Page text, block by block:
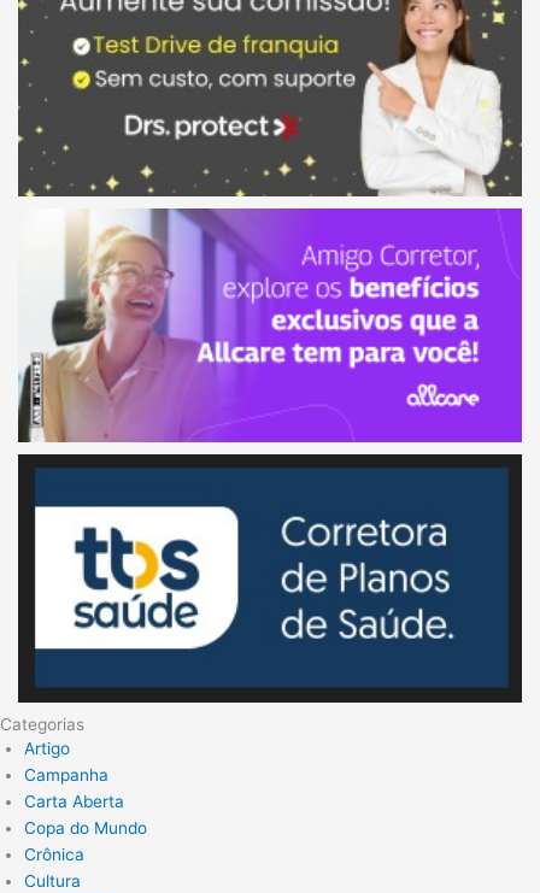
Categorias
Artigo
Campanha
Carta Aberta
Copa do Mundo
Crônica
Cultura